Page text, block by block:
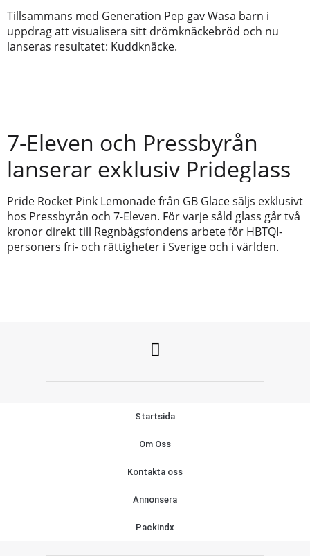
Tillsammans med Generation Pep gav Wasa barn i
uppdrag att visualisera sitt drömknäckebröd och nu
lanseras resultatet: Kuddknäcke.
7-Eleven och Pressbyrån
lanserar exklusiv Prideglass
Pride Rocket Pink Lemonade från GB Glace säljs exklusivt
hos Pressbyrån och 7-Eleven. För varje såld glass går två
kronor direkt till Regnbågsfondens arbete för HBTQI-
personers fri- och rättigheter i Sverige och i världen.
Startsida
Om Oss
Kontakta oss
Annonsera
Packindx